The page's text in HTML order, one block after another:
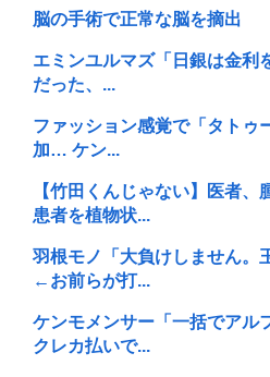
脳の手術で正常な脳を摘出
エミンユルマズ「日銀は金利
だった、...
ファッション感覚で「タトゥ
加… ケン...
【竹田くんじゃない】医者
患者を植物状...
羽根モノ「大負けしません。
←お前らが打...
ケンモメンサー「一括でアル
クレカ払いで...